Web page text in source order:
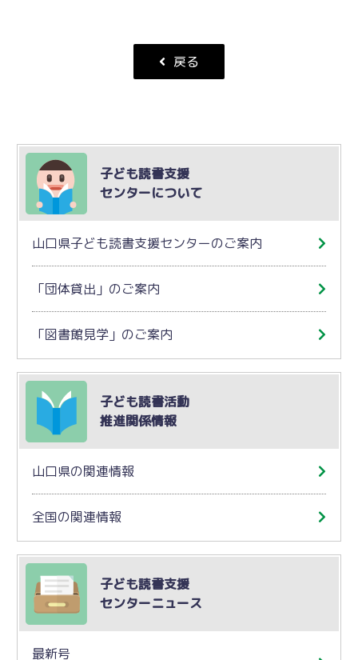
戻る
子ども読書支援
センターについて
山口県子ども読書支援センターのご案内
「団体貸出」のご案内
「図書館見学」のご案内
子ども読書活動
推進関係情報
山口県の関連情報
全国の関連情報
子ども読書支援
センターニュース
最新号